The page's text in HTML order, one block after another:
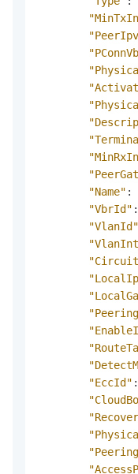
"Name" :
"VbrId" :
"VlanId"
"EccId" :